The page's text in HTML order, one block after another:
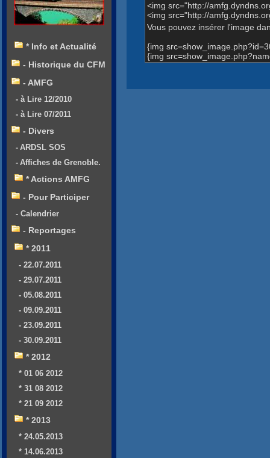
<img src="http://
<img src="http://
Vous pouvez insérer l'image
{img
{img
* Info et Actualité
- Historique du CFM
- AMFG
- à Lire 12/2010
- à Lire 07/2011
- Divers
- ARDSL SOS
- Affiches de Grenoble.
* Actions AMFG
- Pour Participer
- Calendrier
- Reportages
* 2011
- 22.07.2011
- 29.07.2011
- 05.08.2011
- 09.09.2011
- 23.09.2011
- 30.09.2011
* 2012
* 01 06 2012
* 31 08 2012
* 21 09 2012
* 2013
* 24.05.2013
* 14.06.2013